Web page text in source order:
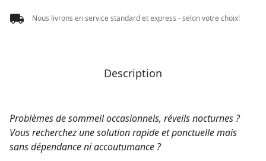
Nous livrons en service standard et express - selon votre choix!
Description
Problèmes de sommeil occasionnels, réveils nocturnes ?
Vous recherchez une solution rapide et ponctuelle mais
sans dépendance ni accoutumance ?